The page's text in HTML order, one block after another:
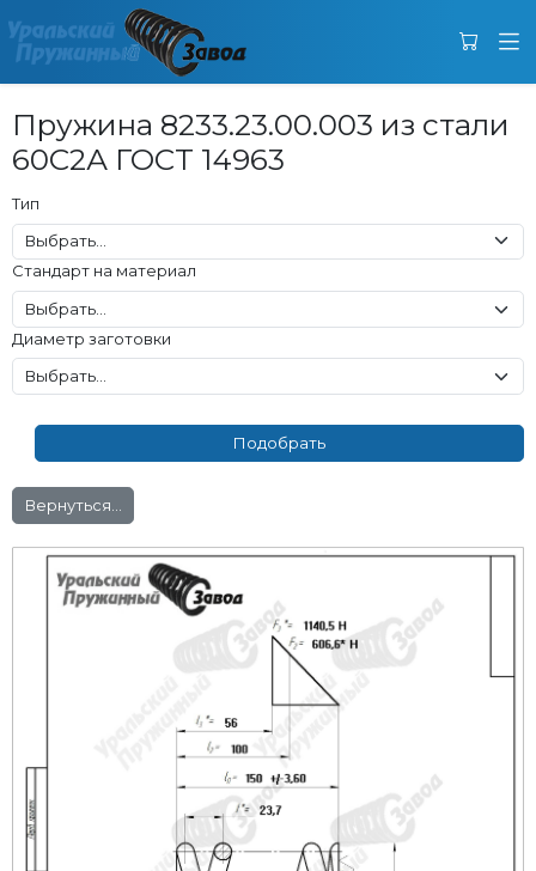
Пружина 8233.23.00.003 из стали
60С2А ГОСТ 14963
Тип
Стандарт на материал
Диаметр заготовки
Вернуться...